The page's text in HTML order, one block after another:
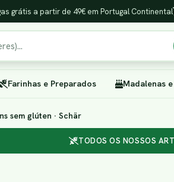
grátis a partir de 49€ em Portugal Continental
Farinhas e Preparados Madalenas
sem glúten · Schär
TODOS OS NOSSOS